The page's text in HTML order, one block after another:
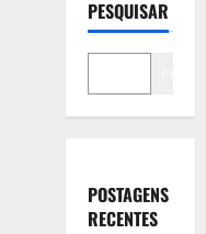
PESQUISAR
POSTAGENS
RECENTES